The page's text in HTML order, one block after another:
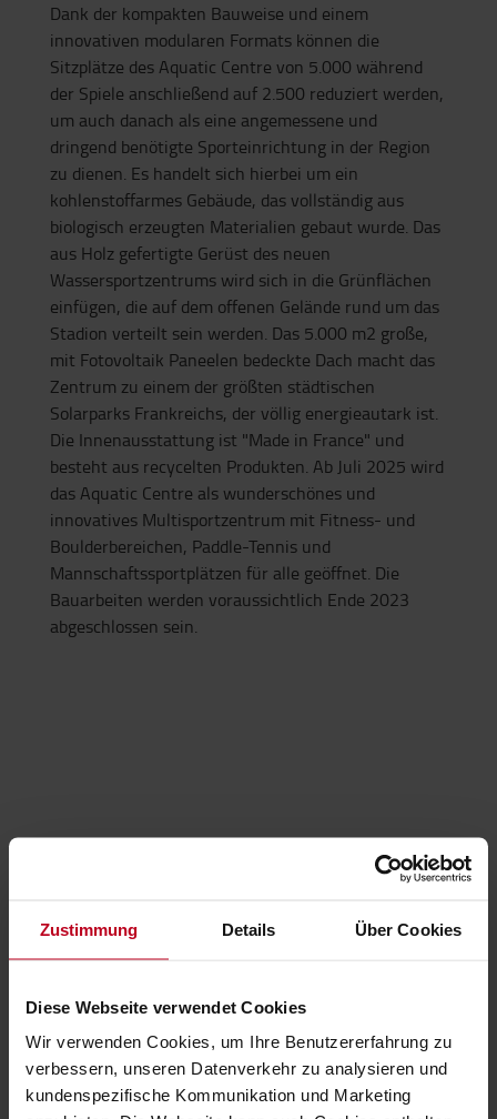
Zustimmung Details Über Cookies
Diese Webseite verwendet Cookies
Wir verwenden Cookies, um Ihre Benutzererfahrung zu
verbessern, unseren Datenverkehr zu analysieren und
kundenspezifische Kommunikation und Marketing
Dank der kompakten Bauweise und einem
innovativen modularen Formats können die
Sitzplätze des Aquatic Centre von 5.000 während
der Spiele anschließend auf 2.500 reduziert werden,
um auch danach als eine angemessene und
dringend benötigte Sporteinrichtung in der Region
zu dienen. Es handelt sich hierbei um ein
kohlenstoffarmes Gebäude, das vollständig aus
biologisch erzeugten Materialien gebaut wurde. Das
aus Holz gefertigte Gerüst des neuen
Wassersportzentrums wird sich in die Grünflächen
einfügen, die auf dem offenen Gelände rund um das
Stadion verteilt sein werden. Das 5.000 m2 große,
mit Fotovoltaik Paneelen bedeckte Dach macht das
Zentrum zu einem der größten städtischen
Solarparks Frankreichs, der völlig energieautark ist.
Die Innenausstattung ist "Made in France" und
besteht aus recycelten Produkten. Ab Juli 2025 wird
das Aquatic Centre als wunderschönes und
innovatives Multisportzentrum mit Fitness- und
Boulderbereichen, Paddle-Tennis und
Mannschaftssportplätzen für alle geöffnet. Die
Bauarbeiten werden voraussichtlich Ende 2023
abgeschlossen sein.
Gemeinsam auf die Olympischen Spiele
2024 wird erhebliche logistische Herausforderungen
besiedelten Gebieten komplexer machen. Um die
Probleme der städtischen Logistik zu antizipieren,
die durch das internationale Ereignis entstehen